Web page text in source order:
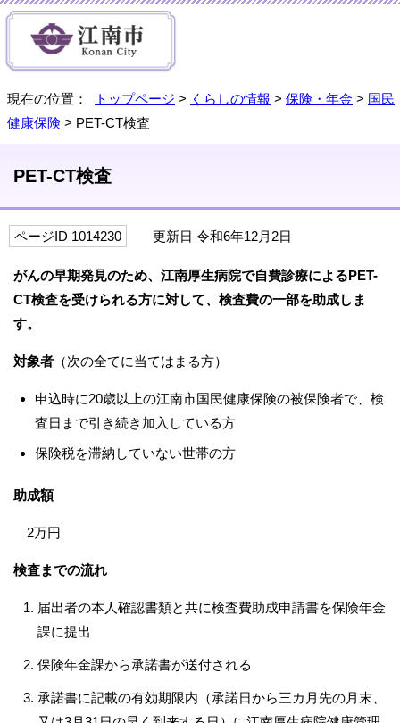
現在の位置： トップページ > くらしの情報 > 保険・年金 > 国民
健康保険 > PET-CT検査
PET-CT検査
ページID 1014230 更新日 令和6年12月2日
がんの早期発見のため、江南厚生病院で自費診療によるPET-
CT検査を受けられる方に対して、検査費の一部を助成しま
す。
対象者 （次の全てに当てはまる方）
申込時に20歳以上の江南市国民健康保険の被保険者で、検
査日まで引き続き加入している方
保険税を滞納していない世帯の方
助成額
2万円
検査までの流れ
届出者の本人確認書類と共に検査費助成申請書を保険年金
課に提出
保険年金課から承諾書が送付される
承諾書に記載の有効期限内（承諾日から三カ月先の月末、